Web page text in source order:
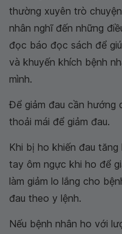
thường xuyên trò
nhân nghĩ đến những
đọc báo đọc sách để
và khuyến khích bệnh
mình.
Để giảm đau cần hướng
thoải mái để giảm đau.
Khi bị ho khiến đau
tay ôm ngực khi ho để
làm giảm lo lắng cho
đau theo y lệnh.
Nếu bệnh nhân ho với